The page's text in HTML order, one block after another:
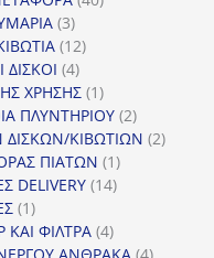
33
προϊόντα
1212
ΔΙΣΚΟΙ 44
προϊόντα
ΧΡΗΣΗΣ 11
προϊόν
ΠΛΥΝΤΗΡΙΟΥ 22
προϊόντα
ΚΙΒΩΤΙΩΝ 22
ΠΙΑΤΩΝ 11
προϊόν
DELIVERY 1414
11
προϊόν
ΦΙΛΤΡΑ 44
προϊόντα
4